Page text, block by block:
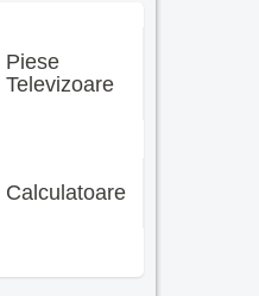
Piese
Televizoare
Calculatoare